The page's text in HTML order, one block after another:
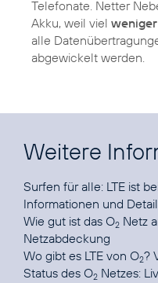
Telefonate. Netter
Akku, weil viel
alle
abgewickelt werden.
Weitere
Surfen für alle: LTE ist
Informationen und
Wie gut ist das O2 Netz
Netzabdeckung
Wo gibt es LTE von O2?
Status des O2 Netzes: